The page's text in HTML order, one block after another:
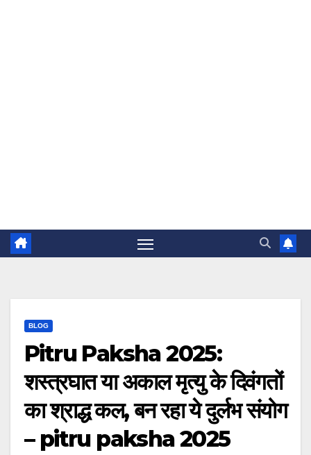
BLOG
Pitru Paksha 2025:
शस्त्रघात या अकाल मृत्यु के दिवंगतों
का श्राद्ध कल, बन रहा ये दुर्लभ संयोग
– pitru paksha 2025